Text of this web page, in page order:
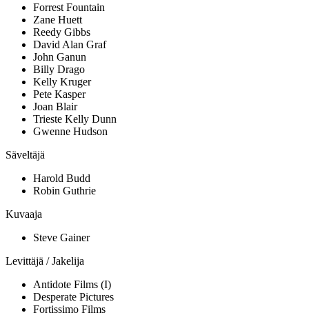
Forrest Fountain
Zane Huett
Reedy Gibbs
David Alan Graf
John Ganun
Billy Drago
Kelly Kruger
Pete Kasper
Joan Blair
Trieste Kelly Dunn
Gwenne Hudson
Säveltäjä
Harold Budd
Robin Guthrie
Kuvaaja
Steve Gainer
Levittäjä / Jakelija
Antidote Films (I)
Desperate Pictures
Fortissimo Films